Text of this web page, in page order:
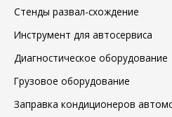
Стенды развал-схождение
Инструмент для автосервиса
Диагностическое оборудование
Грузовое оборудование
Заправка кондиционеров